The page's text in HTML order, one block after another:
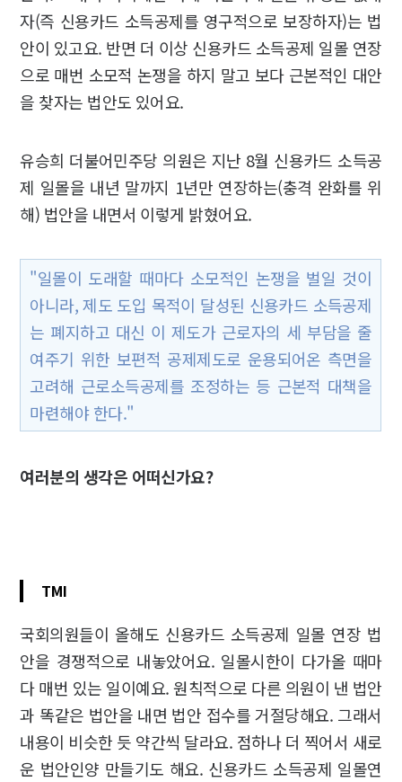
자(즉 신용카드 소득공제를 영구적으로 보장하자)는 법
안이 있고요. 반면 더 이상 신용카드 소득공제 일몰 연장
으로 매번 소모적 논쟁을 하지 말고 보다 근본적인 대안
을 찾자는 법안도 있어요.
유승희 더불어민주당 의원은 지난 8월 신용카드 소득공
제 일몰을 내년 말까지 1년만 연장하는(충격 완화를 위
해) 법안을 내면서 이렇게 밝혔어요.
"일몰이 도래할 때마다 소모적인 논쟁을 벌일 것이
아니라, 제도 도입 목적이 달성된 신용카드 소득공제
는 폐지하고 대신 이 제도가 근로자의 세 부담을 줄
여주기 위한 보편적 공제제도로 운용되어온 측면을
고려해 근로소득공제를 조정하는 등 근본적 대책을
마련해야 한다."
여러분의 생각은 어떠신가요?
TMI
국회의원들이 올해도 신용카드 소득공제 일몰 연장 법
안을 경쟁적으로 내놓았어요. 일몰시한이 다가올 때마
다 매번 있는 일이예요. 원칙적으로 다른 의원이 낸 법안
과 똑같은 법안을 내면 법안 접수를 거절당해요. 그래서
내용이 비슷한 듯 약간씩 달라요. 점하나 더 찍어서 새로
운 법안인양 만들기도 해요. 신용카드 소득공제 일몰연